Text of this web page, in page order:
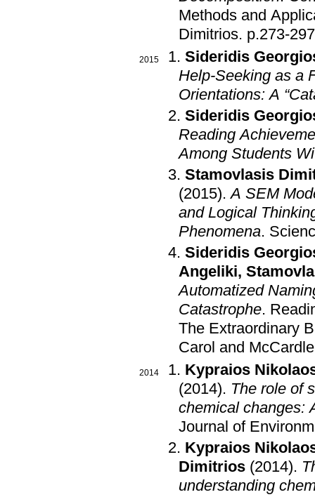
Methods and
Dimitrios. p.273-297
2015
Sideridis
Help-Seeking as a
Orientations: A
Sideridis
Reading
Among Students
Stamovlasis
(2015).A SEM
and Logical
Phenomena.
Sideridis
Angeliki,
Automatized
Catastrophe.
The Extraordinary
Carol and
2014
Kypraios
(2014). The role of
chemical changes:
Journal of
Kypraios
Dimitrios (2014).
understanding